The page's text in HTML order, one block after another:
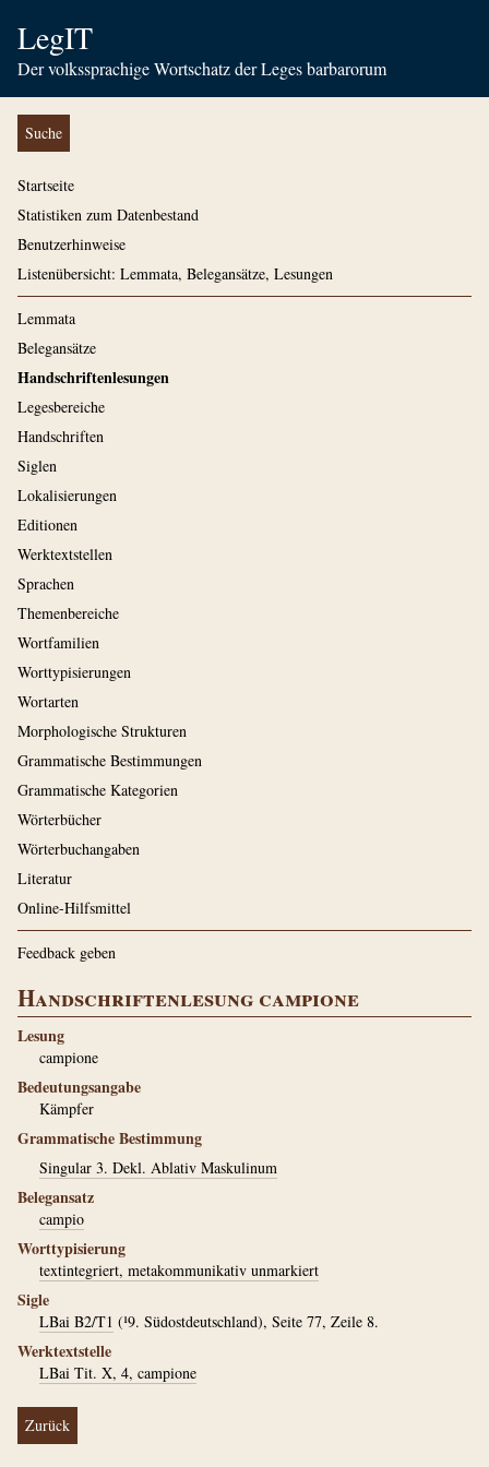
LegIT
Der volkssprachige Wortschatz der Leges barbarorum
Suche
Startseite
Statistiken zum Datenbestand
Benutzerhinweise
Listenübersicht: Lemmata, Belegansätze, Lesungen
Lemmata
Belegansätze
Handschriftenlesungen
Legesbereiche
Handschriften
Siglen
Lokalisierungen
Editionen
Werktextstellen
Sprachen
Themenbereiche
Wortfamilien
Worttypisierungen
Wortarten
Morphologische Strukturen
Grammatische Bestimmungen
Grammatische Kategorien
Wörterbücher
Wörterbuchangaben
Literatur
Online-Hilfsmittel
Feedback geben
Handschriftenlesung campione
Lesung
campione
Bedeutungsangabe
Kämpfer
Grammatische Bestimmung
Singular 3. Dekl. Ablativ Maskulinum
Belegansatz
campio
Worttypisierung
textintegriert, metakommunikativ unmarkiert
Sigle
LBai B2/T1 (¹9. Südostdeutschland), Seite 77, Zeile 8.
Werktextstelle
LBai Tit. X, 4, campione
Zurück